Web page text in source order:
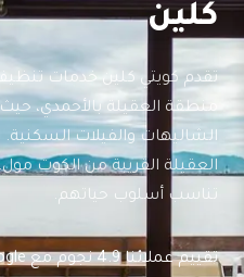
كلين
تقدم كويتي كلين خدمات
منطقة العقيلة بالأحمدي،
الشاليهات والفيلات
العقيلة القريبة من الكوت
تناسب أسلوب حياتهم.
تقييم عملائنا 4.9 نجوم مع Google